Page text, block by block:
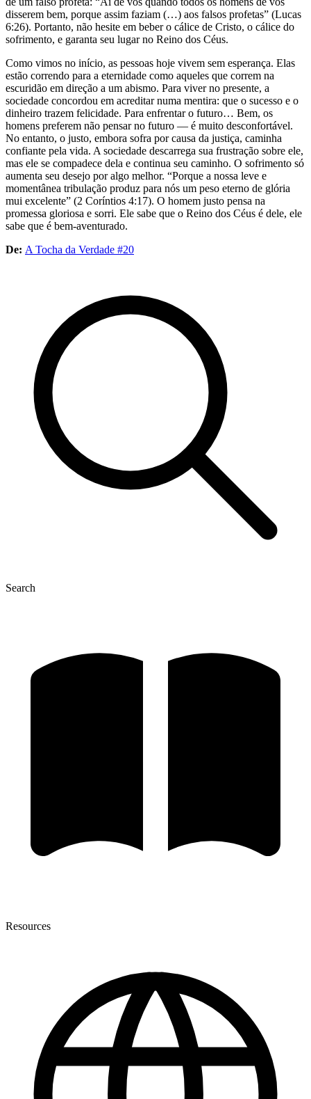
disserem bem, porque assim faziam (…) aos falsos profetas” (Lucas
6:26). Portanto, não hesite em beber o cálice de Cristo, o cálice do
sofrimento, e garanta seu lugar no Reino dos Céus.
Como vimos no início, as pessoas hoje vivem sem esperança. Elas
estão correndo para a eternidade como aqueles que correm na
escuridão em direção a um abismo. Para viver no presente, a
sociedade concordou em acreditar numa mentira: que o sucesso e o
dinheiro trazem felicidade. Para enfrentar o futuro… Bem, os
homens preferem não pensar no futuro — é muito desconfortável.
No entanto, o justo, embora sofra por causa da justiça, caminha
confiante pela vida. A sociedade descarrega sua frustração sobre ele,
mas ele se compadece dela e continua seu caminho. O sofrimento só
aumenta seu desejo por algo melhor. “Porque a nossa leve e
momentânea tribulação produz para nós um peso eterno de glória
mui excelente” (2 Coríntios 4:17). O homem justo pensa na
promessa gloriosa e sorri. Ele sabe que o Reino dos Céus é dele, ele
sabe que é bem-aventurado.
De: A Tocha da Verdade #20
Search
Resources